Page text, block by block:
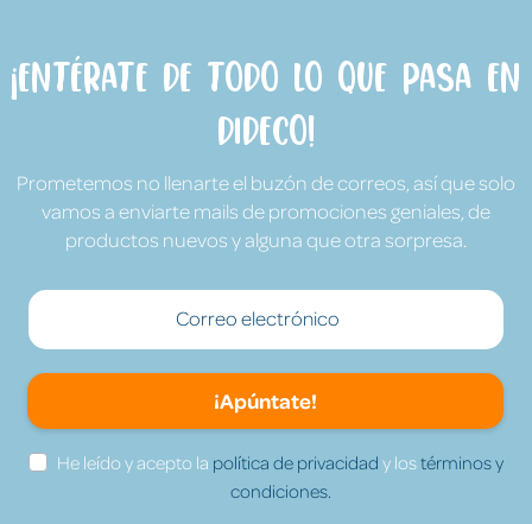
¡Entérate de todo lo que pasa en
Dideco!
Prometemos no llenarte el buzón de correos, así que solo
vamos a enviarte mails de promociones geniales, de
productos nuevos y alguna que otra sorpresa.
¡Apúntate!
He leído y acepto la política de privacidad y lostérminos y
condiciones.